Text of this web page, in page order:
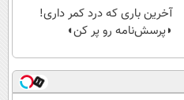
آخرین باری که درد کمر داری!
◗پرسش‌نامه رو پر کن◖